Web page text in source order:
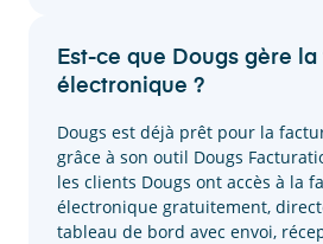
Est-ce que Dougs gère
électronique ?
Dougs est déjà prêt pour la
grâce à son outil Dougs
les clients Dougs ont accès à la
électronique gratuitement,
tableau de bord avec envoi,